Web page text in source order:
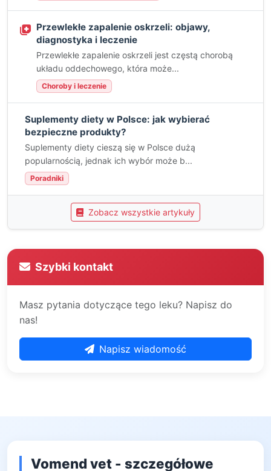
Przewlekłe zapalenie oskrzeli: objawy,
diagnostyka i leczenie
Przewlekłe zapalenie oskrzeli jest częstą chorobą
układu oddechowego, która może...
Choroby i leczenie
Suplementy diety w Polsce: jak wybierać
bezpieczne produkty?
Suplementy diety cieszą się w Polsce dużą
popularnością, jednak ich wybór może b...
Poradniki
Zobacz wszystkie artykuły
Szybki kontakt
Masz pytania dotyczące tego leku? Napisz do
nas!
Napisz wiadomość
Vomend vet - szczegółowe